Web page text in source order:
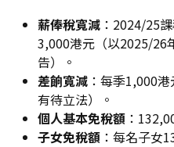
薪俸稅寬減 ：2024/25
3,000港元（以2025/26
告）。
差餉寬減 ：每季1,000
有待立法）。
個人基本免稅額 ：
子女免稅額 ：每名子女